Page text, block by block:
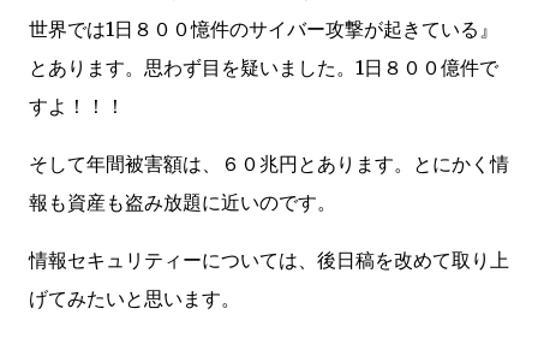
世界では1日８００憶件のサイバー攻撃が起きている』
とあります。思わず目を疑いました。1日８００億件で
すよ！！！
そして年間被害額は、６０兆円とあります。とにかく情
報も資産も盗み放題に近いのです。
情報セキュリティーについては、後日稿を改めて取り上
げてみたいと思います。